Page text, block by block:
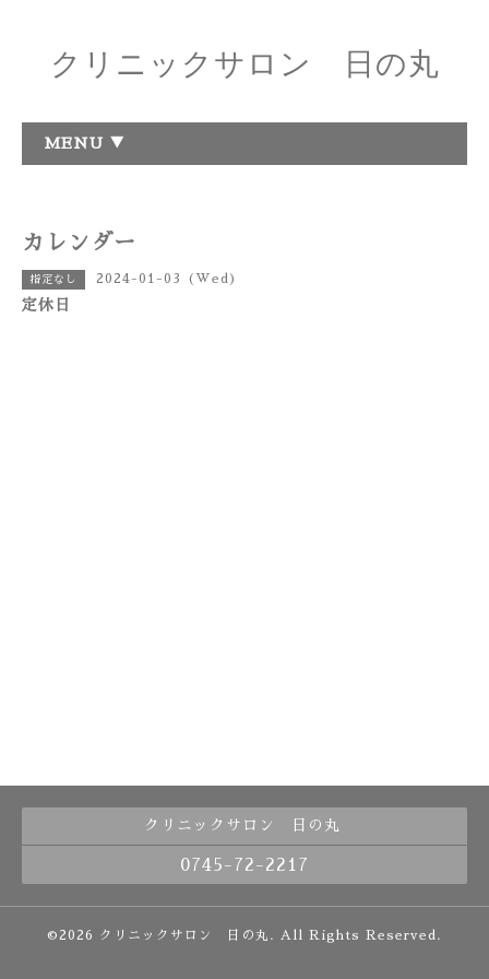
クリニックサロン 日の丸
MENU ▼
カレンダー
指定なし 2024-01-03 (Wed)
定休日
クリニックサロン 日の丸
0745-72-2217
©2026 クリニックサロン 日の丸 . All Rights Reserved.